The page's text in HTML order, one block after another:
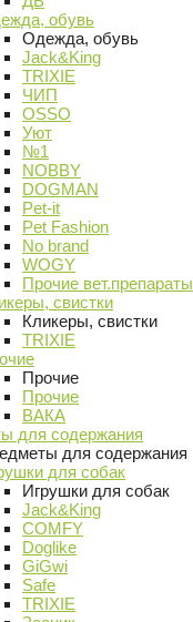
обувь
Одежда, обувь
Jack&King
TRIXIE
ЧИП
OSSO
Уют
№1
NOBBY
DOGMAN
Pet-it
Pet Fashion
No brand
WOGY
Прочие вет.препараты
свистки
Кликеры, свистки
TRIXIE
Прочие
Прочие
ВАКА
для содержания
для содержания
для собак
Игрушки для собак
Jack&King
COMFY
Doglike
GiGwi
Safe
TRIXIE